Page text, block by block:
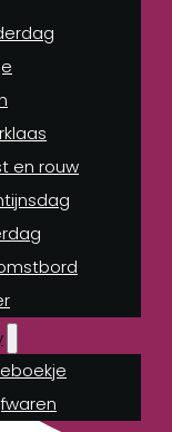
en rouw